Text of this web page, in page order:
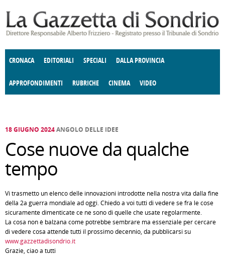
CRONACA EDITORIALI SPECIALI DALLA PROVINCIA
APPROFONDIMENTI
E SPETTACOLI POLITICA
RUBRICHE
DELLE IDEE FATTI DELLO SPIRITO CCCVA
CINEMA VIDEO
18 GIUGNO 2024ANGOLO DELLE IDEE
Cose nuove da qualche
tempo
Vi trasmetto un elenco delle innovazioni introdotte nella nostra vita dalla fine
della 2a guerra mondiale ad oggi. Chiedo a voi tutti di vedere se fra le cose
sicuramente dimenticate ce ne sono di quelle che usate regolarmente.
La cosa non è balzana come potrebbe sembrare ma essenziale per cercare
di vedere cosa attende tutti il prossimo decennio, da pubblicarsi su
www.gazzettadisondrio.it
Grazie, ciao a tutti